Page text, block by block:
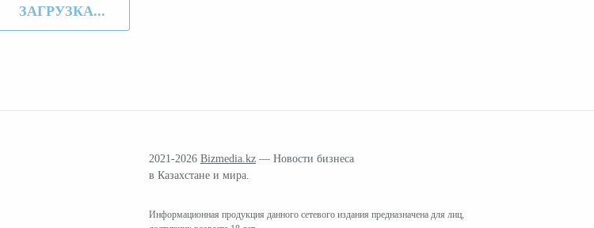
ЗАГРУЗКА...
2021-2026 Bizmedia.kz — Новости бизнеса
в Казахстане и мира.
Информационная продукция данного сетевого издания предназначена для лиц,